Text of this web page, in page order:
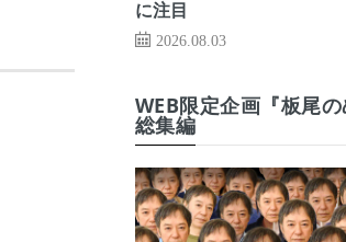
に注目
2026.08.03
WEB限定企画『板尾
総集編